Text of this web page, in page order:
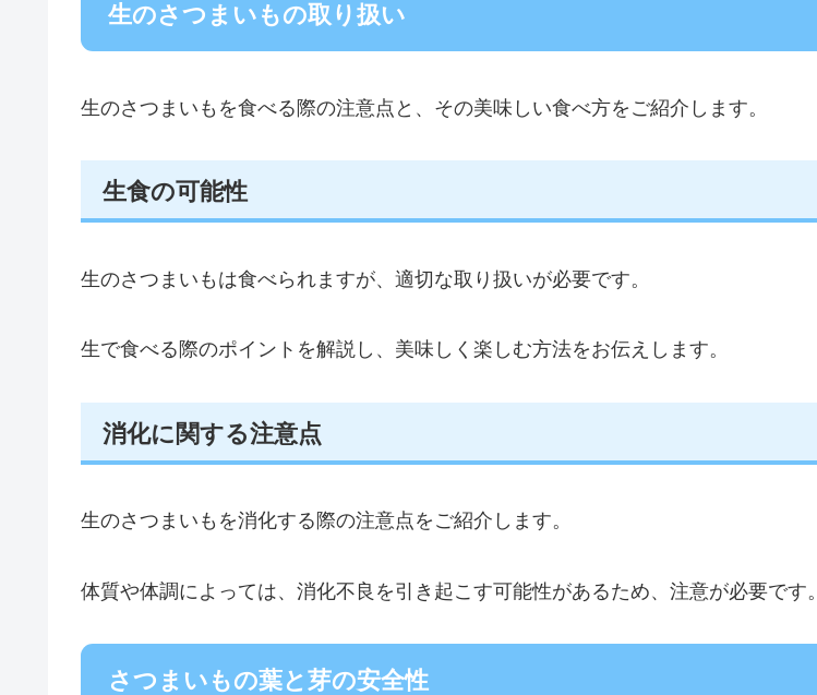
生のさつまいもの取り扱い
生のさつまいもを食べる際の注意点と、その美味しい食べ方をご紹介します。
生食の可能性
生のさつまいもは食べられますが、適切な取り扱いが必要です。
生で食べる際のポイントを解説し、美味しく楽しむ方法をお伝えします。
消化に関する注意点
生のさつまいもを消化する際の注意点をご紹介します。
体質や体調によっては、消化不良を引き起こす可能性があるため、注意が必要です。
さつまいもの葉と芽の安全性